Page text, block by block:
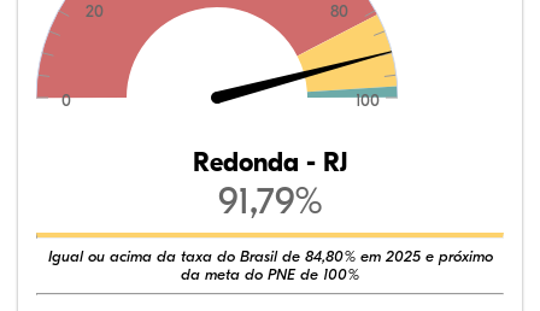
0
20 80
100
Redonda - RJ
91,79%
Igual ou acima da taxa do Brasil de 84,80% em 2025 e próximo
da meta do PNE de 100%